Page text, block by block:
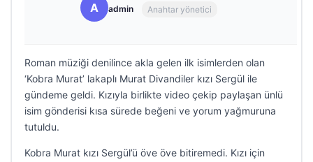
A admin Anahtar yönetici
Roman müziği denilince akla gelen ilk isimlerden olan
‘Kobra Murat’ lakaplı Murat Divandiler kızı Sergül ile
gündeme geldi. Kızıyla birlikte video çekip paylaşan ünlü
isim gönderisi kısa sürede beğeni ve yorum yağmuruna
tutuldu.
Kobra Murat kızı Sergül’ü öve öve bitiremedi. Kızı için